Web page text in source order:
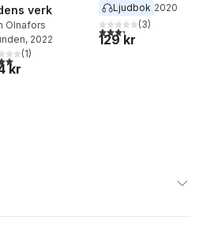
verk
Olnafors
, 2022
5 stjärnor. Totalt antal röster:
(1)
kr
Ljudbok 2020
3,3utav 5 stjärnor.
(3)
129 kr